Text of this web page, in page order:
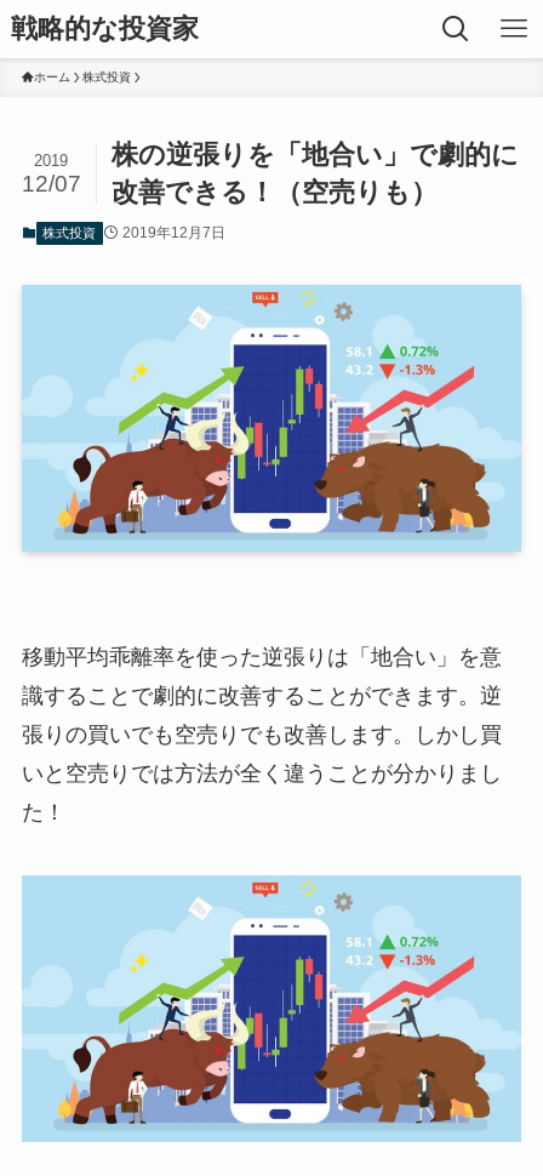
戦略的な投資家
ホーム 株式投資
株の逆張りを「地合い」で劇的に
改善できる！（空売りも）
2019
12/07
株式投資 2019年12月7日
移動平均乖離率を使った逆張りは「地合い」を意
識することで劇的に改善することができます。逆
張りの買いでも空売りでも改善します。しかし買
いと空売りでは方法が全く違うことが分かりまし
た！